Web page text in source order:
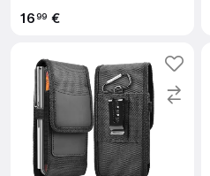
1699 €